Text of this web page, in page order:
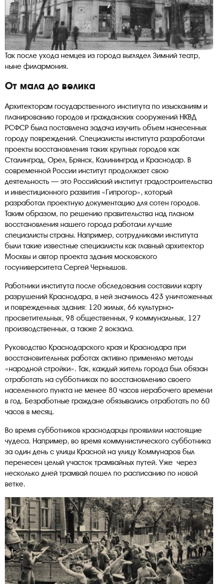
Так после ухода немцев из города выглядел Зимний театр,
ныне филармония.
От мала до велика
Архитекторам государственного института по изысканиям и
планированию городов и гражданских сооружений НКВД
РСФСР была поставлена задача изучить объем нанесенных
городу повреждений. Специалисты института разработали
проекты восстановления таких крупных городов как
Сталинград, Орел, Брянск, Калининград и Краснодар. В
современной России институт продолжает свою
деятельность — это Российский институт градостроительства
и инвестиционного развития «Гипрогор», который
разработал проектную документацию для сотен городов.
Таким образом, по решению правительства над планом
восстановления нашего города работали лучшие
специалисты страны. Например, сотрудниками института
были такие известные специалисты как главный архитектор
Москвы и автор проекта здания московского
госуниверситета Сергей Чернышов.
Работники института после обследования составили карту
разрушений Краснодара, в ней значилось 423 уничтоженных
и поврежденных здания: 120 жилых, 66 культурно-
просветительных, 98 общественных, 9 коммунальных, 127
производственных, а также 2 вокзала.
Руководство Краснодарского края и Краснодара при
восстановительных работах активно применяло методы
«народной стройки». Так, каждый житель города был обязан
отработать на субботниках по восстановлению своего
населенного пункта не менее 80 часов нерабочего времени
в год. Безработные граждане обязывались отработать по 60
часов в месяц.
Во время субботников краснодарцы проявляли настоящие
чудеса. Например, во время коммунистического субботника
за один день с улицы Красной на улицу Коммунаров был
перенесен целый участок трамвайных путей. Уже через
несколько дней трамвай пошел по расписанию по новой
ветке.